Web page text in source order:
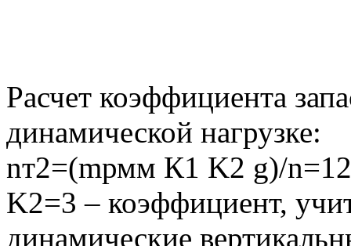
Расчет коэффициента
динамической нагрузке:
nт2=(mрмм К1 K2 g)/
K2=3 – коэффициент,
динамические